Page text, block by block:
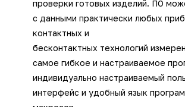
проверки готовых изделий. ПО
с данными практически любых
контактных и
бесконтактных технологий
самое гибкое и настраиваемое
индивидуально настраиваемый
интерфейс и удобный язык
3D-сканеры для трекеров
3D-сканеры для
рук
ПО ESI Additive
ПО Volume Graphics